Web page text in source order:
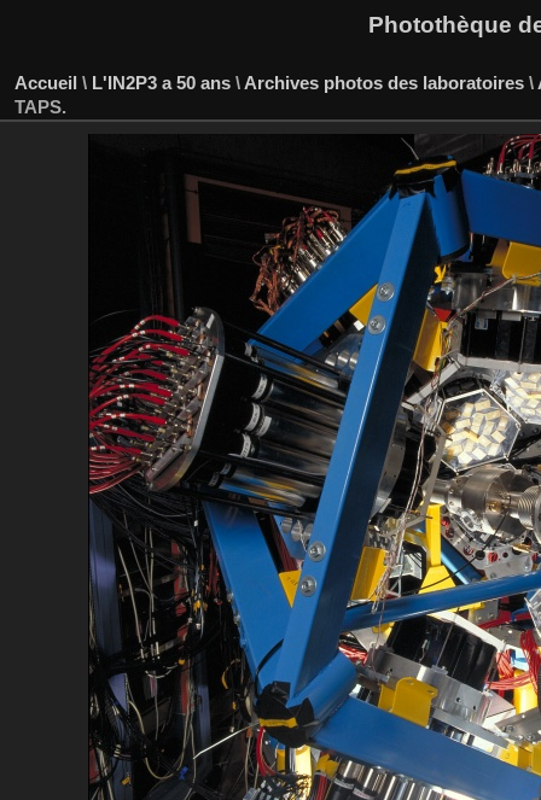
Photothèque
Accueil \ L'IN2P3 a 50 ans \ Archives photos des laboratoires \
TAPS.